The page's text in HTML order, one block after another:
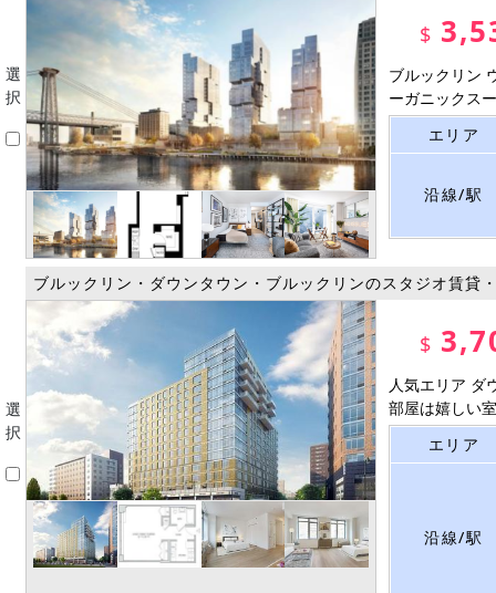
選
択
$
ブルックリン
ーガニックス
エリア
沿線/駅
選
択
ブルックリン・ダウンタウン・ブルックリンのスタジオ賃貸
$
人気エリア ダ
部屋は嬉しい
エリア
沿線/駅